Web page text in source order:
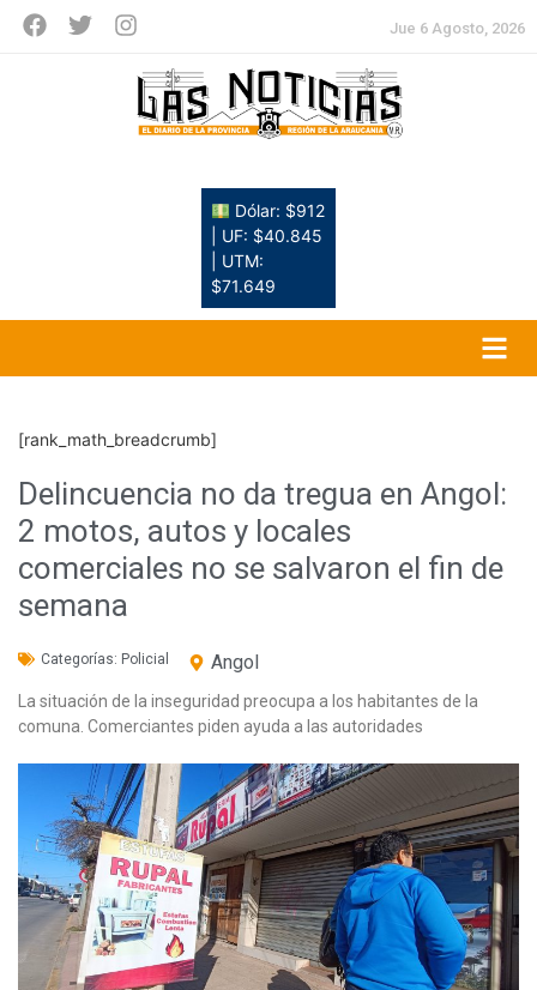
Jue 6 Agosto, 2026
Dólar: $912
| UF: $40.845
| UTM:
$71.649
[rank_math_breadcrumb]
Delincuencia no da tregua en Angol:
2 motos, autos y locales
comerciales no se salvaron el fin de
semana
Categorías: Policial Angol
La situación de la inseguridad preocupa a los habitantes de la
comuna. Comerciantes piden ayuda a las autoridades